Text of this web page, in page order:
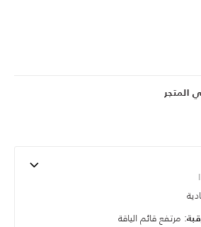
المتجر
: مرتفع قائم الياقة